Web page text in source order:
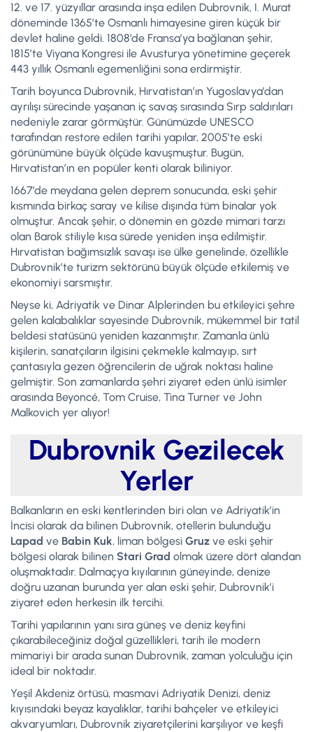
12. ve 17. yüzyıllar arasında inşa edilen Dubrovnik, I. Murat
döneminde 1365’te Osmanlı himayesine giren küçük bir
devlet haline geldi. 1808’de Fransa’ya bağlanan şehir,
1815’te Viyana Kongresi ile Avusturya yönetimine geçerek
443 yıllık Osmanlı egemenliğini sona erdirmiştir.
Tarih boyunca Dubrovnik, Hırvatistan’ın Yugoslavya’dan
ayrılışı sürecinde yaşanan iç savaş sırasında Sırp saldırıları
nedeniyle zarar görmüştür. Günümüzde UNESCO
tarafından restore edilen tarihi yapılar, 2005’te eski
görünümüne büyük ölçüde kavuşmuştur. Bugün,
Hırvatistan’ın en popüler kenti olarak biliniyor.
1667’de meydana gelen deprem sonucunda, eski şehir
kısmında birkaç saray ve kilise dışında tüm binalar yok
olmuştur. Ancak şehir, o dönemin en gözde mimari tarzı
olan Barok stiliyle kısa sürede yeniden inşa edilmiştir.
Hırvatistan bağımsızlık savaşı ise ülke genelinde, özellikle
Dubrovnik’te turizm sektörünü büyük ölçüde etkilemiş ve
ekonomiyi sarsmıştır.
Neyse ki, Adriyatik ve Dinar Alplerinden bu etkileyici şehre
gelen kalabalıklar sayesinde Dubrovnik, mükemmel bir tatil
beldesi statüsünü yeniden kazanmıştır. Zamanla ünlü
kişilerin, sanatçıların ilgisini çekmekle kalmayıp, sırt
çantasıyla gezen öğrencilerin de uğrak noktası haline
gelmiştir. Son zamanlarda şehri ziyaret eden ünlü isimler
arasında Beyoncé, Tom Cruise, Tina Turner ve John
Malkovich yer alıyor!
Dubrovnik Gezilecek
Yerler
Balkanların en eski kentlerinden biri olan ve Adriyatik’in
İncisi olarak da bilinen Dubrovnik, otellerin bulunduğu
Lapad ve Babin Kuk, liman bölgesi Gruz ve eski şehir
bölgesi olarak bilinen Stari Grad olmak üzere dört alandan
oluşmaktadır. Dalmaçya kıyılarının güneyinde, denize
doğru uzanan burunda yer alan eski şehir, Dubrovnik’i
ziyaret eden herkesin ilk tercihi.
Tarihi yapılarının yanı sıra güneş ve deniz keyfini
çıkarabileceğiniz doğal güzellikleri, tarih ile modern
mimariyi bir arada sunan Dubrovnik, zaman yolculuğu için
ideal bir noktadır.
Yeşil Akdeniz örtüsü, masmavi Adriyatik Denizi, deniz
kıyısındaki beyaz kayalıklar, tarihi bahçeler ve etkileyici
akvaryumları, Dubrovnik ziyaretçilerini karşılıyor ve keşfi